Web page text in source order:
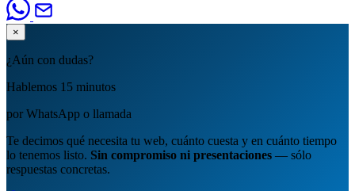
×
¿Aún con dudas?
Hablemos 15 minutos
por WhatsApp o llamada
Te decimos qué necesita tu web, cuánto cuesta y en cuánto tiempo
lo tenemos listo. Sin compromiso ni presentaciones — sólo
respuestas concretas.